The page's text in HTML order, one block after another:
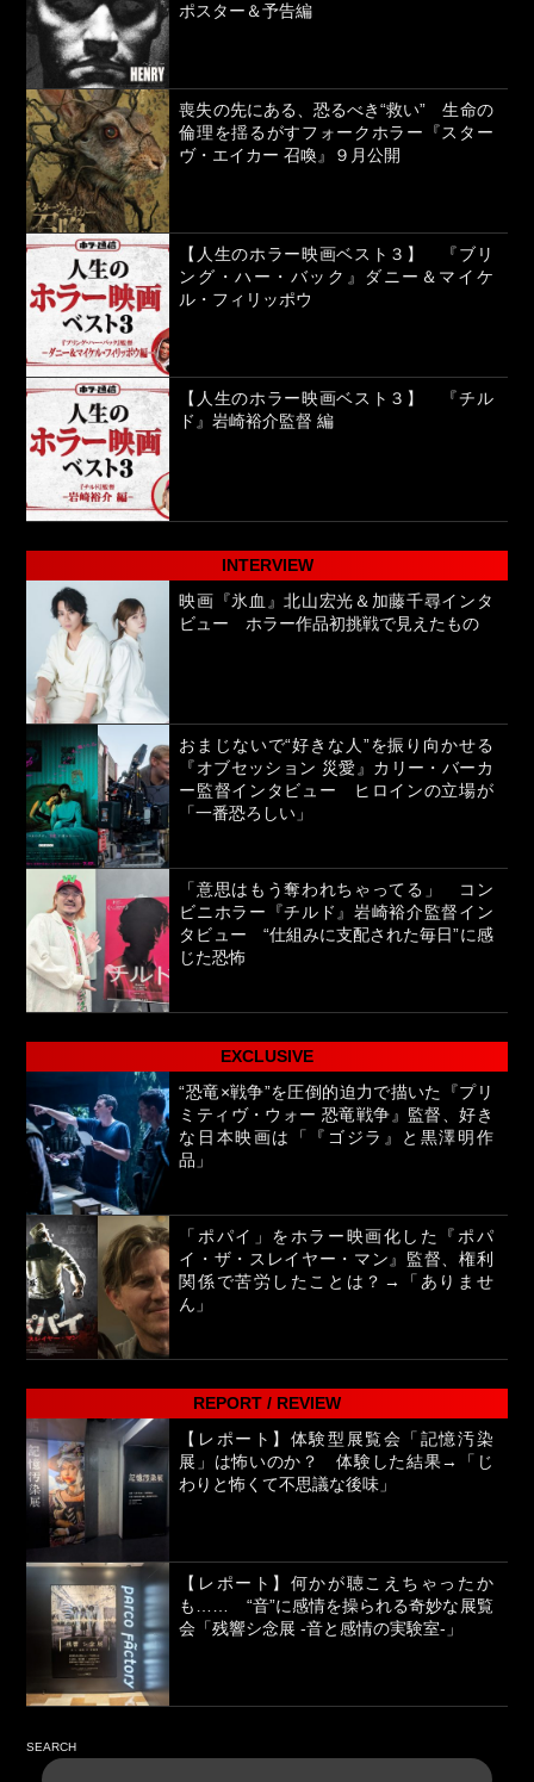
ポスター＆予告編
喪失の先にある、恐るべき“救い” 生命の
倫理を揺るがすフォークホラー『スター
ヴ・エイカー 召喚』９月公開
【人生のホラー映画ベスト３】 『ブリ
ング・ハー・バック』ダニー＆マイケ
ル・フィリッポウ
【人生のホラー映画ベスト３】 『チル
ド』岩崎裕介監督 編
INTERVIEW
映画『氷血』北山宏光＆加藤千尋インタ
ビュー ホラー作品初挑戦で見えたもの
おまじないで“好きな人”を振り向かせる
『オブセッション 災愛』カリー・バーカ
ー監督インタビュー ヒロインの立場が
「一番恐ろしい」
「意思はもう奪われちゃってる」 コン
ビニホラー『チルド』岩崎裕介監督イン
タビュー “仕組みに支配された毎日”に感
じた恐怖
EXCLUSIVE
“恐竜×戦争”を圧倒的迫力で描いた『プリ
ミティヴ・ウォー 恐竜戦争』監督、好き
な日本映画は「『ゴジラ』と黒澤明作
品」
「ポパイ」をホラー映画化した『ポパ
イ・ザ・スレイヤー・マン』監督、権利
関係で苦労したことは？→「ありませ
ん」
REPORT / REVIEW
【レポート】体験型展覧会「記憶汚染
展」は怖いのか？ 体験した結果→「じ
わりと怖くて不思議な後味」
【レポート】何かが聴こえちゃったか
も…… “音”に感情を操られる奇妙な展覧
会「残響シ念展 -⾳と感情の実験室-」
SEARCH